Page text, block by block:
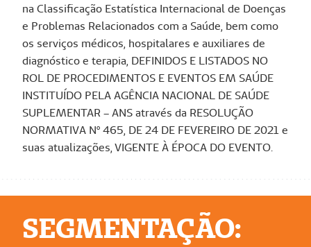
na Classificação Estatística Internacional de Doenças
e Problemas Relacionados com a Saúde, bem como
os serviços médicos, hospitalares e auxiliares de
diagnóstico e terapia, DEFINIDOS E LISTADOS NO
ROL DE PROCEDIMENTOS E EVENTOS EM SAÚDE
INSTITUÍDO PELA AGÊNCIA NACIONAL DE SAÚDE
SUPLEMENTAR – ANS através da RESOLUÇÃO
NORMATIVA Nº 465, DE 24 DE FEVEREIRO DE 2021 e
suas atualizações, VIGENTE À ÉPOCA DO EVENTO.
SEGMENTAÇÃO: